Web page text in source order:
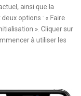
ainsi que la
options : « Faire
». Cliquer sur
à utiliser les